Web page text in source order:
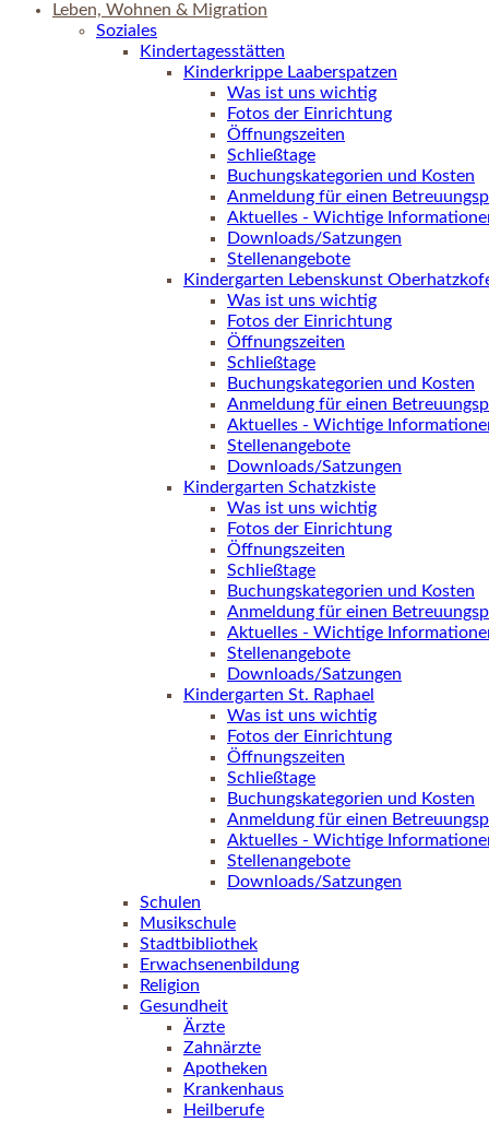
Leben, Wohnen & Migration
Soziales
Kindertagesstätten
Kinderkrippe Laaberspatzen
Was ist uns wichtig
Fotos der Einrichtung
Öffnungszeiten
Schließtage
Buchungskategorien und Kosten
Anmeldung für einen
Aktuelles - Wichtige
Downloads/Satzungen
Stellenangebote
Kindergarten Lebenskunst
Was ist uns wichtig
Fotos der Einrichtung
Öffnungszeiten
Schließtage
Buchungskategorien und Kosten
Anmeldung für einen
Aktuelles - Wichtige
Stellenangebote
Downloads/Satzungen
Kindergarten Schatzkiste
Was ist uns wichtig
Fotos der Einrichtung
Öffnungszeiten
Schließtage
Buchungskategorien und Kosten
Anmeldung für einen
Aktuelles - Wichtige
Stellenangebote
Downloads/Satzungen
Kindergarten St. Raphael
Was ist uns wichtig
Fotos der Einrichtung
Öffnungszeiten
Schließtage
Buchungskategorien und Kosten
Anmeldung für einen
Aktuelles - Wichtige
Stellenangebote
Downloads/Satzungen
Schulen
Musikschule
Stadtbibliothek
Erwachsenenbildung
Religion
Gesundheit
Ärzte
Zahnärzte
Apotheken
Krankenhaus
Heilberufe